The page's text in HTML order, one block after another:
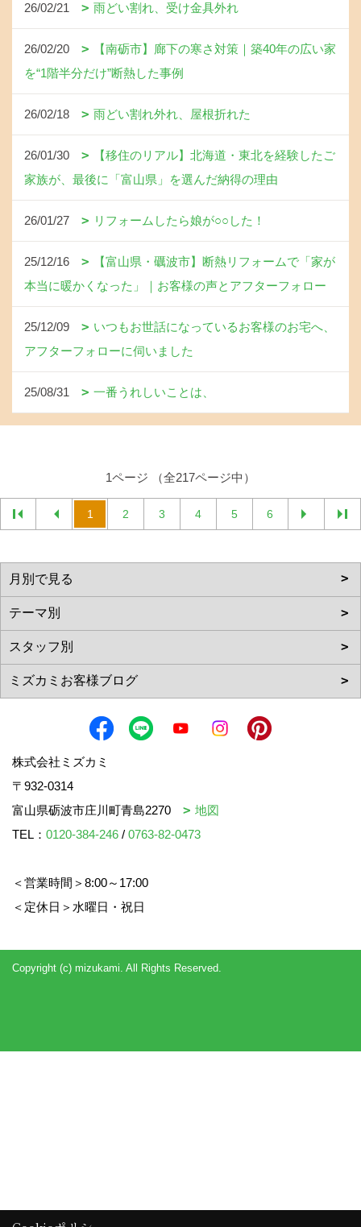
26/02/21 雨どい割れ、受け金具外れ
26/02/20
【南砺市】廊下の寒さ対策｜築40年の広い家
を“1階半分だけ”断熱した事例
26/02/18 雨どい割れ外れ、屋根折れた
26/01/30
【移住のリアル】北海道・東北を経験したご
家族が、最後に「富山県」を選んだ納得の理由
26/01/27 リフォームしたら娘が○○した！
25/12/16
【富山県・礪波市】断熱リフォームで「家が
本当に暖かくなった」｜お客様の声とアフターフォロー
25/12/09
いつもお世話になっているお客様のお宅へ、
アフターフォローに伺いました
25/08/31 一番うれしいことは、
1ページ （全217ページ中）
1 2 3 4 5 6
株式会社ミズカミ
〒932-0314
富山県砺波市庄川町青島2270
地図
TEL： 0120-384-246 / 0763-82-0473
＜営業時間＞8:00～17:00
＜定休日＞水曜日・祝日
Copyright (c) mizukami. All Rights Reserved.